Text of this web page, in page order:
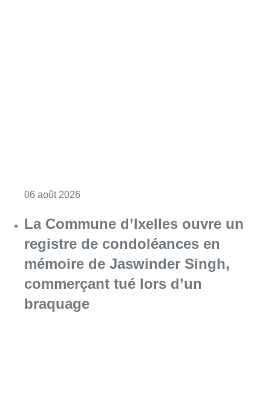
06 août 2026
La Commune d’Ixelles ouvre un
registre de condoléances en
mémoire de Jaswinder Singh,
commerçant tué lors d’un
braquage